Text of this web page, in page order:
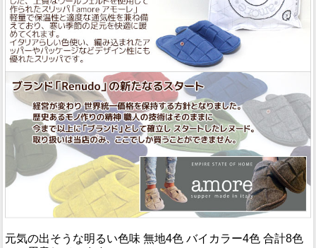
元気の出そうな明るい色味 無地4色 バイカラー4色 合計8色